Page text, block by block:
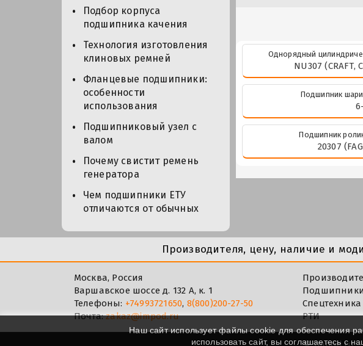
Подбор корпуса
подшипника качения
Технология изготовления
клиновых ремней
Фланцевые подшипники:
особенности
использования
Подшипниковый узел с
валом
Почему свистит ремень
генератора
Чем подшипники ЕТУ
отличаются от обычных
Однорядный
NU307 (CRAFT,
Подшипник
Подшипник
20307
Производителя, цену, наличие и
Москва, Россия
Варшавское шоссе д. 132 А, к. 1
Телефоны: +74993721650, 8(800)200-27-50
Почта:zakaz@impod.ru
Спецтехника
РТИ
Наш сайт использует файлы cookie для обеспечения
использовать сайт, вы соглашаетесь с